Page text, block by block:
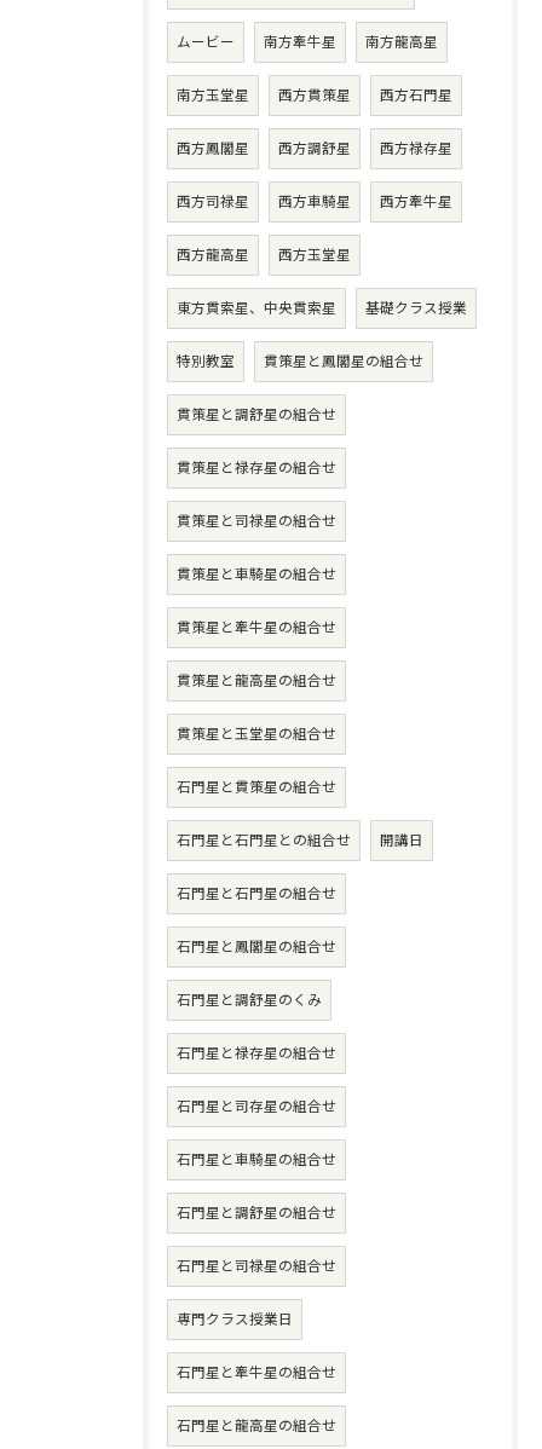
ムービー 南方牽牛星 南方龍高星
南方玉堂星 西方貫策星 西方石門星
西方鳳閣星 西方調舒星 西方禄存星
西方司禄星 西方車騎星 西方牽牛星
西方龍高星 西方玉堂星
東方貫索星、中央貫索星 基礎クラス授業
特別教室 貫策星と鳳閣星の組合せ
貫策星と調舒星の組合せ
貫策星と禄存星の組合せ
貫策星と司禄星の組合せ
貫策星と車騎星の組合せ
貫策星と牽牛星の組合せ
貫策星と龍高星の組合せ
貫策星と玉堂星の組合せ
石門星と貫策星の組合せ
石門星と石門星との組合せ 開講日
石門星と石門星の組合せ
石門星と鳳閣星の組合せ
石門星と調舒星のくみ
石門星と禄存星の組合せ
石門星と司存星の組合せ
石門星と車騎星の組合せ
石門星と調舒星の組合せ
石門星と司禄星の組合せ
専門クラス授業日
石門星と牽牛星の組合せ
石門星と龍高星の組合せ